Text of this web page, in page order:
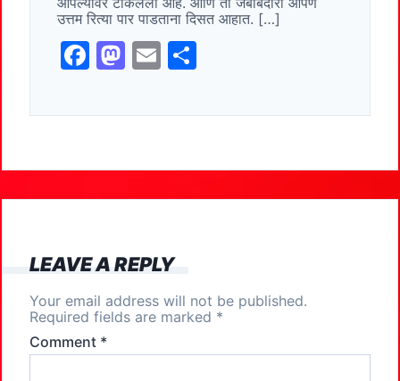
उत्तम रित्या पार पाडताना दिसत आहात. […]
F
c
b
o
k
M
st
d
o
E
ai ar
k
LEAVE A REPLY
Your email address will not be published.
Required fields are marked *
Comment *